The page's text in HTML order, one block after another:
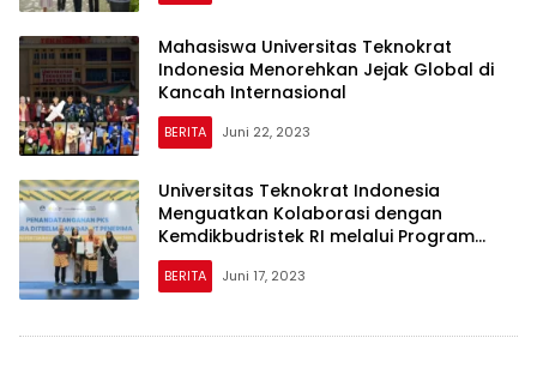
Mahasiswa Universitas Teknokrat
Indonesia Menorehkan Jejak Global di
Kancah Internasional
BERITA Juni 22, 2023
Universitas Teknokrat Indonesia
Menguatkan Kolaborasi dengan
Kemdikbudristek RI melalui Program
Pertukaran Mahasiswa Merdeka
BERITA Juni 17, 2023